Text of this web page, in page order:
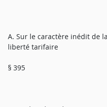
A. Sur le caractère inédit de
liberté tarifaire
§ 395